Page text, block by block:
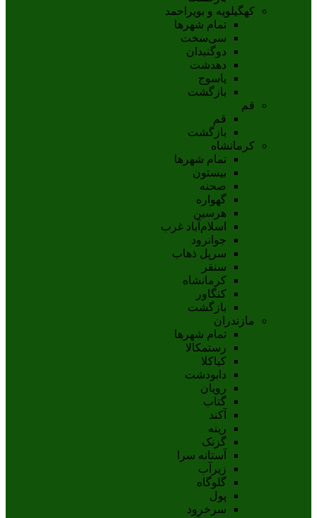
کهگیلویه و بویراحمد
تمام شهر‌ها
سی‌سخت
دوگنبدان
دهدشت
ياسوج
بازگشت
قم
قم
بازگشت
کرمانشاه
تمام شهر‌ها
بیستون
صحنه
گهواره
هرسین
اسلام‌‌آباد غرب
جوانرود
سرپل ذهاب
سنقر
کرمانشاه
کنگاور
بازگشت
مازندران
تمام شهر‌ها
رستمکالا
کیاکلا
دابودشت
رویان
گتاب
آکند
رینه
گزنک
آستانه سرا
زیرآب
گلوگاه
پول
سرخرود